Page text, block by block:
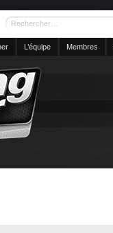
L’équipe Membres